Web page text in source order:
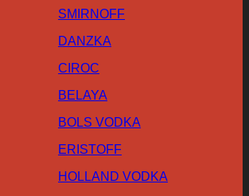
SMIRNOFF
DANZKA
CIROC
BELAYA
BOLS VODKA
ERISTOFF
HOLLAND VODKA